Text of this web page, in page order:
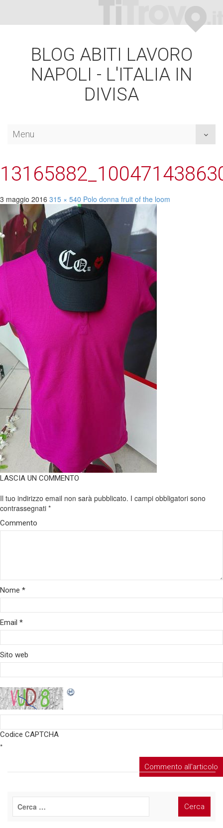
BLOG ABITI LAVORO
NAPOLI - L'ITALIA IN
DIVISA
Menu
3 maggio 2016 315 × 540 Polo donna fruit of the loom
LASCIA UN COMMENTO
Il tuo indirizzo email non sarà pubblicato. I campi obbligatori sono
contrassegnati *
Commento
Nome *
Email *
Sito web
Codice CAPTCHA
*